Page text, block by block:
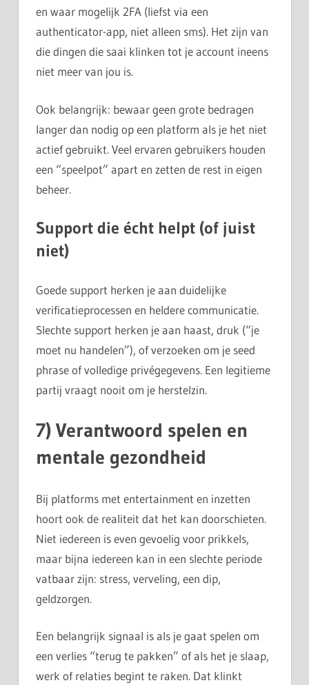
en waar mogelijk 2FA (liefst via een
authenticator-app, niet alleen sms). Het zijn van
die dingen die saai klinken tot je account ineens
niet meer van jou is.
Ook belangrijk: bewaar geen grote bedragen
langer dan nodig op een platform als je het niet
actief gebruikt. Veel ervaren gebruikers houden
een “speelpot” apart en zetten de rest in eigen
beheer.
Support die écht helpt (of juist
niet)
Goede support herken je aan duidelijke
verificatieprocessen en heldere communicatie.
Slechte support herken je aan haast, druk (“je
moet nu handelen”), of verzoeken om je seed
phrase of volledige privégegevens. Een legitieme
partij vraagt nooit om je herstelzin.
7) Verantwoord spelen en
mentale gezondheid
Bij platforms met entertainment en inzetten
hoort ook de realiteit dat het kan doorschieten.
Niet iedereen is even gevoelig voor prikkels,
maar bijna iedereen kan in een slechte periode
vatbaar zijn: stress, verveling, een dip,
geldzorgen.
Een belangrijk signaal is als je gaat spelen om
een verlies “terug te pakken” of als het je slaap,
werk of relaties begint te raken. Dat klinkt